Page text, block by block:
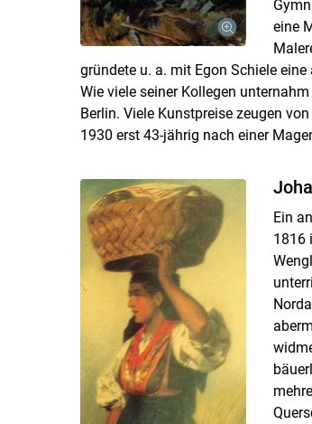
eine
gründete u. a. mit Egon Schiele eine
Wie viele seiner Kollegen
Berlin. Viele Kunstpreise zeugen
1930 erst 43-jährig nach einer
Ein
1816